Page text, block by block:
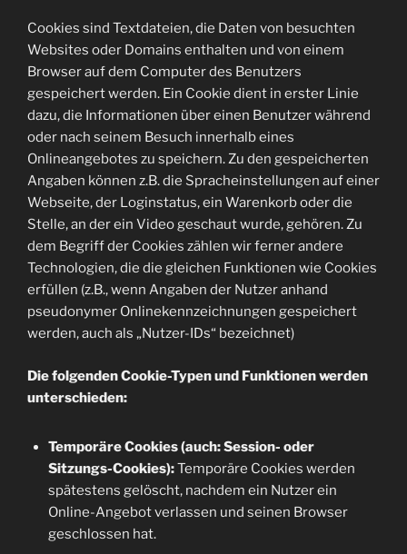
Cookies sind Textdateien, die Daten von besuchten
Websites oder Domains enthalten und von einem
Browser auf dem Computer des Benutzers
gespeichert werden. Ein Cookie dient in erster Linie
dazu, die Informationen über einen Benutzer während
oder nach seinem Besuch innerhalb eines
Onlineangebotes zu speichern. Zu den gespeicherten
Angaben können z.B. die Spracheinstellungen auf einer
Webseite, der Loginstatus, ein Warenkorb oder die
Stelle, an der ein Video geschaut wurde, gehören. Zu
dem Begriff der Cookies zählen wir ferner andere
Technologien, die die gleichen Funktionen wie Cookies
erfüllen (z.B., wenn Angaben der Nutzer anhand
pseudonymer Onlinekennzeichnungen gespeichert
werden, auch als „Nutzer-IDs“ bezeichnet)
Die folgenden Cookie-Typen und Funktionen werden
unterschieden:
Temporäre Cookies (auch: Session- oder
Sitzungs-Cookies):Temporäre Cookies werden
spätestens gelöscht, nachdem ein Nutzer ein
Online-Angebot verlassen und seinen Browser
geschlossen hat.